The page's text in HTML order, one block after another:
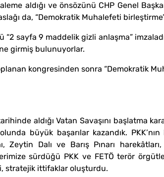
aldığı ve önsözünü CHP Genel
da, “Demokratik Muhalefeti
“2 sayfa 9 maddelik gizli anlaşma”
girmiş bulunuyorlar.
kongresinden sonra “Demokratik
aldığı Vatan Savaşını başlatma
büyük başarılar kazandık.
Zeytin Dalı ve Barış Pınarı
sürdüğü PKK ve FETÖ terör
stratejik ittifaklar oluşturdu.